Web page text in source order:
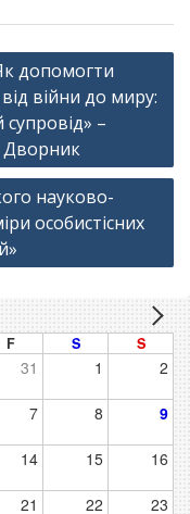
допомогти
війни до миру:
–
Дворник
науково-
особистісних
F S S
31 1 2
7 8 9
14 15 16
21 22 23